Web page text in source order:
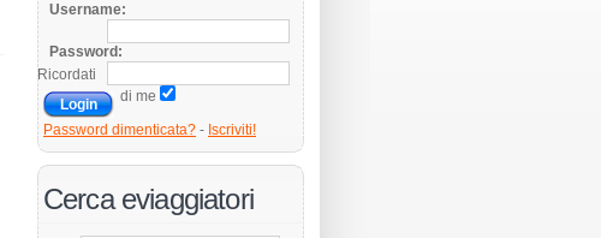
Username:
Password:
Ricordati
di me
Password dimenticata? - Iscriviti!
Cerca eviaggiatori